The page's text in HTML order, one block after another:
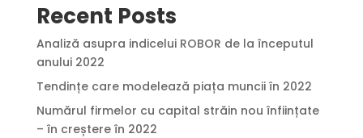
Recent Posts
Analiză asupra indicelui ROBOR de la începutul
anului 2022
Tendințe care modelează piața muncii în 2022
Numărul firmelor cu capital străin nou înființate
– în creștere în 2022